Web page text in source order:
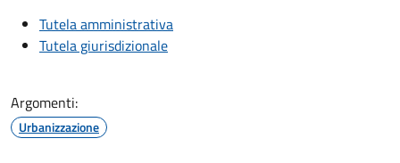
Tutela amministrativa
Tutela giurisdizionale
Argomenti:
Urbanizzazione